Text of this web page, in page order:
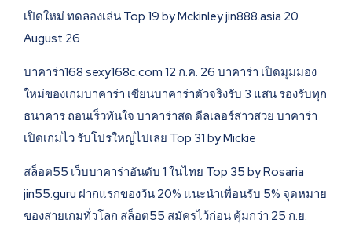
เปิดใหม่ ทดลองเล่น Top 19 by Mckinley jin888.asia 20
August 26
บาคาร่า168 sexy168c.com 12 ก.ค. 26 บาคาร่า เปิดมุมมอง
ใหม่ของเกมบาคาร่า เซียนบาคาร่าตัวจริงรับ 3 แสน รองรับทุก
ธนาคาร ถอนเร็วทันใจ บาคาร่าสด ดีลเลอร์สาวสวย บาคาร่า
เปิดเกมไว รับโปรใหญ่ไปเลย Top 31 by Mickie
สล็อต55 เว็บบาคาร่าอันดับ 1 ในไทย Top 35 by Rosaria
jin55.guru ฝากแรกของวัน 20% แนะนำเพื่อนรับ 5% จุดหมาย
ของสายเกมทั่วโลก สล็อต55 สมัครไว้ก่อน คุ้มกว่า 25 ก.ย.